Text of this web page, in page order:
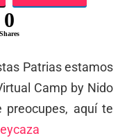
0
Shares
Patrias estamos
Camp by Nido
aquí te